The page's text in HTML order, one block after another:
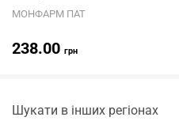
МОНФАРМ ПАТ
238.00 грн
Шукати в інших регіонах